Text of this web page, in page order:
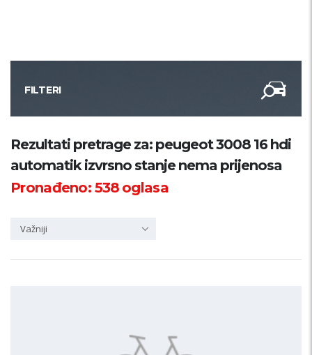
FILTERI
Kategorija
Županija
Rezultati pretrage za: peugeot 3008 16 hdi
automatik izvrsno stanje nema prijenosa
Pronađeno:538oglasa
Važniji